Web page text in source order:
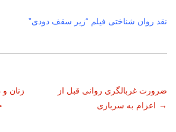
نقد روان شناختی فیلم “زیر سقف دودی”
ناوبری
نوشته
زنان و
ضرورت غربالگری روانی قبل از
اعزام به سربازی →